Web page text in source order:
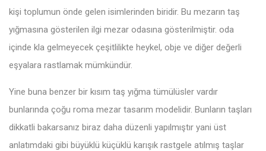
kişi toplumun önde gelen isimlerinden biridir. Bu mezarın taş
yığmasına gösterilen ilgi mezar odasına gösterilmiştir. oda
içinde kla gelmeyecek çeşitlilikte heykel, obje ve diğer değerli
eşyalara rastlamak mümkündür.
Yine buna benzer bir kısım taş yığma tümülüsler vardır
bunlarında çoğu roma mezar tasarım modelidir. Bunların taşları
dikkatli bakarsanız biraz daha düzenli yapılmıştır yani üst
anlatımdaki gibi büyüklü küçüklü karışık rastgele atılmış taşlar